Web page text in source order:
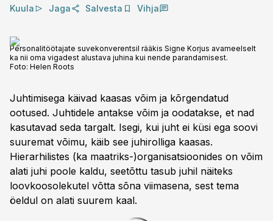
Kuula Jaga Salvesta Vihja
Personalitöötajate suvekonverentsil rääkis Signe Korjus avameelselt
ka nii oma vigadest alustava juhina kui nende parandamisest.
Foto: Helen Roots
Juhtimisega käivad kaasas võim ja kõrgendatud
ootused. Juhtidele antakse võim ja oodatakse, et nad
kasutavad seda targalt. Isegi, kui juht ei küsi ega soovi
suuremat võimu, käib see juhirolliga kaasas.
Hierarhilistes (ka maatriks-)organisatsioonides on võim
alati juhi poole kaldu, seetõttu tasub juhil näiteks
loovkoosolekutel võtta sõna viimasena, sest tema
öeldul on alati suurem kaal.